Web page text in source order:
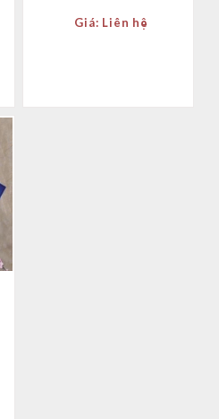
Giá: Liên hệ